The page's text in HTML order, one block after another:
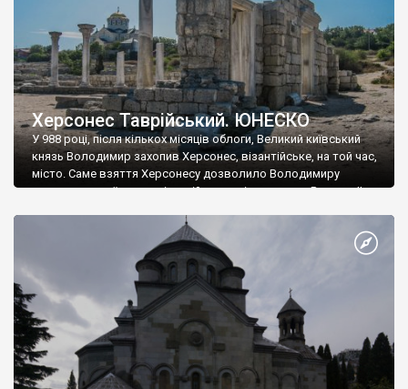
Херсонес Таврійський. ЮНЕСКО
У 988 році, після кількох місяців облоги, Великий київський
князь Володимир захопив Херсонес, візантійське, на той час,
місто. Саме взяття Херсонесу дозволило Володимиру
диктувати свої умови візантійському імператору Василю ІІ, та
Херсонесі Володимир-язичник, став Василем-християнином.
А потім було Хрещення Русі. На честь Херсонесу Таврійського